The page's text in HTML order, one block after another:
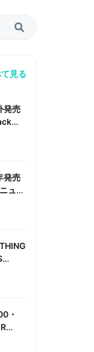
見る
発売
発売
ュー
と
・